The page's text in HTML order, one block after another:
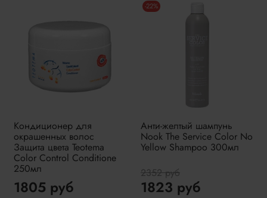
Кондиционер для
окрашенных волос
Защита цвета Teotema
Color Control Conditione
250мл
1805 руб
-22%
Анти-желтый шампунь
Nook The Service Color No
Yellow Shampoo 300мл
2352 руб
1823 руб